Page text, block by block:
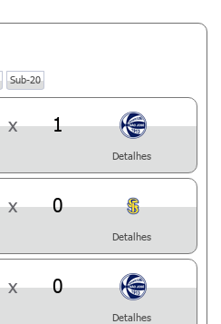
Sub-20
x 1
Detalhes
x 0
Detalhes
x 0
Detalhes